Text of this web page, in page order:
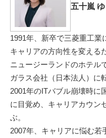
五十嵐
1991年、新卒で三菱重工業
キャリアの方向性を変える
ニュージーランドのホテル
ガラス会社（日本法人）に
2001年のITバブル崩壊時に
に目覚め、キャリアカウン
ぶ。
2007年、キャリアに悩む若